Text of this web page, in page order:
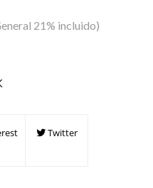
21% incluido)
Twitter